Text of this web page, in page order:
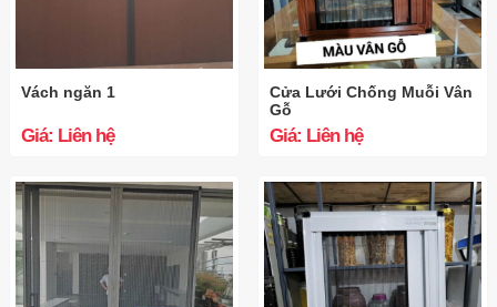
Vách ngăn 1
Giá: Liên hệ
Cửa Lưới Chống Muỗi Vân
Gỗ
Giá: Liên hệ